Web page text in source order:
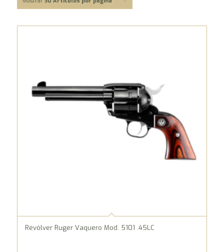
Revólver Ruger Vaquero Mod. 5101 .45LC